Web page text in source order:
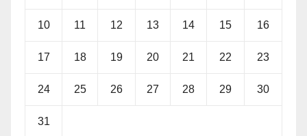
10 11 12 13 14 15 16
17 18 19 20 21 22 23
24 25 26 27 28 29 30
31